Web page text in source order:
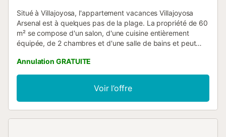
Situé à Villajoyosa, l'appartement vacances Villajoyosa
Arsenal est à quelques pas de la plage. La propriété de 60
m² se compose d'un salon, d'une cuisine entièrement
équipée, de 2 chambres et d'une salle de bains et peut
supplémentaires comprennent le Wi-Fi haut débit (adapté
aux appels vidéo), la climatisation ainsi qu'une machine à
laver. L'appartement de vacances dispose également d'un
balcon privé où vous pourrez vous détendre le soir. Les
transports publics sont accessibles à pied. Les animaux
Annulation GRATUITE
Voir l’offre